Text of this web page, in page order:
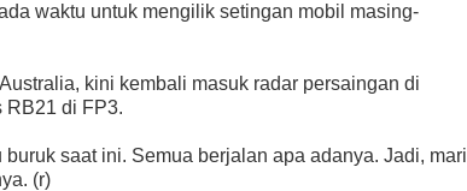
waktu untuk mengilik setingan mobil masing-
kini kembali masuk radar persaingan di
RB21 di FP3.
saat ini. Semua berjalan apa adanya. Jadi, mari
(r)